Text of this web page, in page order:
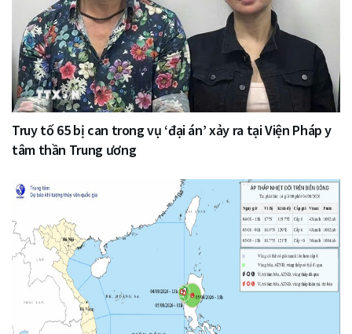
Truy tố 65 bị can trong vụ ‘đại án’ xảy ra tại Viện Pháp y
tâm thần Trung ương